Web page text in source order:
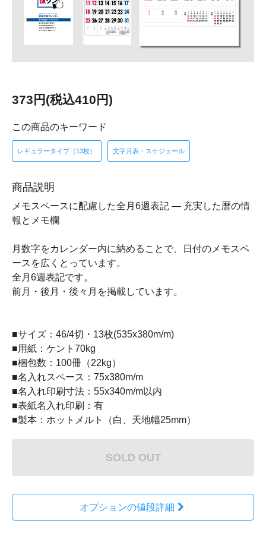
373円(税込410円)
この商品のキーワード
レギュラータイプ（13枚） 文字月表・スケジュール
商品説明
メモスペースに配慮した全月6週表記 ― 充実した暦の情
報とメモ欄
月数字をカレンダー内に納めることで、日付のメモスペ
ースを広くとっています。
全月6週表記です。
前月・後月・後々月を掲載しています。
■サイズ：46/4切・13枚(535x380m/m)
■用紙：ケント70kg
■梱包数：100冊（22kg）
■名入れスペース：75x380m/m
■名入れ印刷寸法：55x340m/m以内
■表紙名入れ印刷：有
■製本：ホットメルト（白、天地幅25mm）
SOLD OUT
オプションの値段詳細